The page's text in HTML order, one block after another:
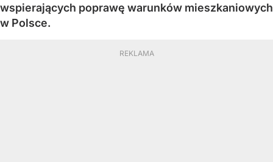
wspierających poprawę warunków mieszkaniowych
w Polsce.